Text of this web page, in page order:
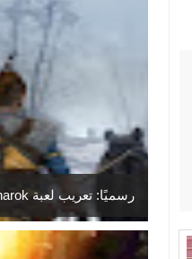
رسميًا: تعريب لعبة God Of War Ragnarok!